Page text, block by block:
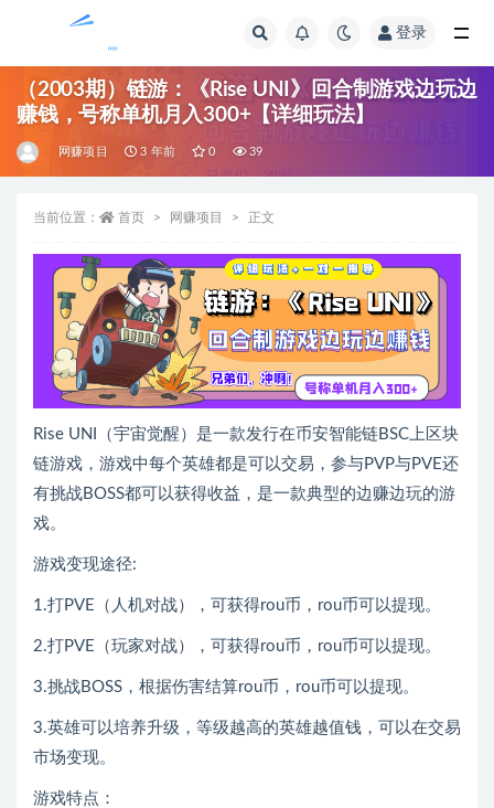
登录
（2003期）链游：《Rise UNI》回合制游戏边玩边
赚钱，号称单机月入300+【详细玩法】
网赚项目 3 年前 0 39
当前位置： 首页 网赚项目 正文
Rise UNI（宇宙觉醒）是一款发行在币安智能链BSC上区块
链游戏，游戏中每个英雄都是可以交易，参与PVP与PVE还
有挑战BOSS都可以获得收益，是一款典型的边赚边玩的游
戏。
游戏变现途径:
1.打PVE（人机对战），可获得rou币，rou币可以提现。
2.打PVE（玩家对战），可获得rou币，rou币可以提现。
3.挑战BOSS，根据伤害结算rou币，rou币可以提现。
3.英雄可以培养升级，等级越高的英雄越值钱，可以在交易
市场变现。
游戏特点：